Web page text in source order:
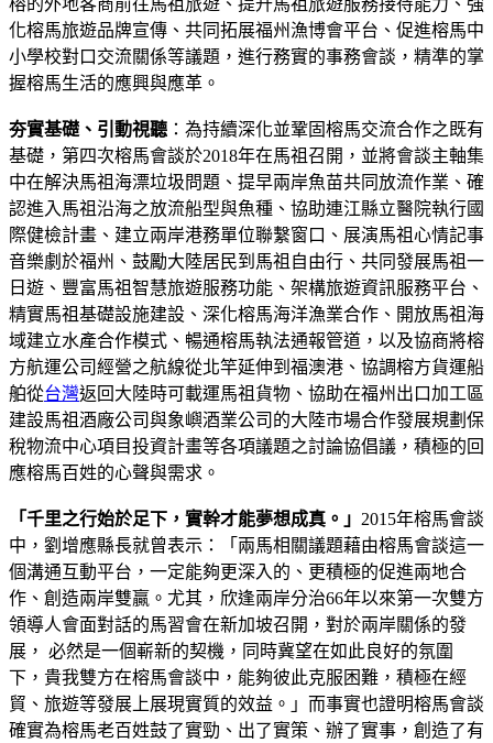
化榕馬旅遊品牌宣傳、共同拓展福州漁博會平台、促進榕馬中
小學校對口交流關係等議題，進行務實的事務會談，精準的掌
握榕馬生活的應興與應革。
夯實基礎、引動視聽 ：為持續深化並鞏固榕馬交流合作之既有
基礎，第四次榕馬會談於2018年在馬祖召開，並將會談主軸集
中在解決馬祖海漂垃圾問題、提早兩岸魚苗共同放流作業、確
認進入馬祖沿海之放流船型與魚種、協助連江縣立醫院執行國
際健檢計畫、建立兩岸港務單位聯繫窗口、展演馬祖心情記事
音樂劇於福州、鼓勵大陸居民到馬祖自由行、共同發展馬祖一
日遊、豐富馬祖智慧旅遊服務功能、架構旅遊資訊服務平台、
精實馬祖基礎設施建設、深化榕馬海洋漁業合作、開放馬祖海
域建立水產合作模式、暢通榕馬執法通報管道，以及協商將榕
方航運公司經營之航線從北竿延伸到福澳港、協調榕方貨運船
舶從台灣返回大陸時可載運馬祖貨物、協助在福州出口加工區
建設馬祖酒廠公司與象嶼酒業公司的大陸市場合作發展規劃保
稅物流中心項目投資計畫等各項議題之討論協倡議，積極的回
應榕馬百姓的心聲與需求。
「千里之行始於足下，實幹才能夢想成真。」 2015年榕馬會談
中，劉增應縣長就曾表示：「兩馬相關議題藉由榕馬會談這一
個溝通互動平台，一定能夠更深入的、更積極的促進兩地合
作、創造兩岸雙贏。尤其，欣逢兩岸分治66年以來第一次雙方
領導人會面對話的馬習會在新加坡召開，對於兩岸關係的發
展， 必然是一個嶄新的契機，同時冀望在如此良好的氛圍
下，貴我雙方在榕馬會談中，能夠彼此克服困難，積極在經
貿、旅遊等發展上展現實質的效益。」而事實也證明榕馬會談
確實為榕馬老百姓鼓了實勁、出了實策、辦了實事，創造了有